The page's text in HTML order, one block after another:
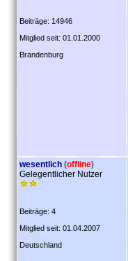
Beiträge: 14946
Mitglied seit: 01.01.2000
Brandenburg
wesentlich (offline)
Gelegentlicher Nutzer
Beiträge: 4
Mitglied seit: 01.04.2007
Deutschland